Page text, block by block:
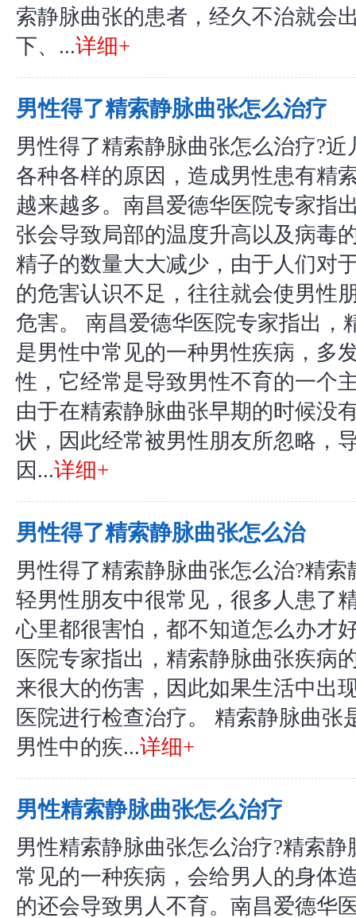
索静脉曲张的患者，经久不治就会
下、...详细+
男性得了精索静脉曲张怎么治疗
男性得了精索静脉曲张怎么治疗?近
各种各样的原因，造成男性患有精
越来越多。南昌爱德华医院专家指
张会导致局部的温度升高以及病毒
精子的数量大大减少，由于人们对
的危害认识不足，往往就会使男性
危害。 南昌爱德华医院专家指出，
是男性中常见的一种男性疾病，多
性，它经常是导致男性不育的一个
由于在精索静脉曲张早期的时候没
状，因此经常被男性朋友所忽略，
因...详细+
男性得了精索静脉曲张怎么治
男性得了精索静脉曲张怎么治?精索
轻男性朋友中很常见，很多人患了
心里都很害怕，都不知道怎么办才
医院专家指出，精索静脉曲张疾病
来很大的伤害，因此如果生活中出
医院进行检查治疗。 精索静脉曲张
男性中的疾...详细+
男性精索静脉曲张怎么治疗
男性精索静脉曲张怎么治疗?精索静
常见的一种疾病，会给男人的身体
的还会导致男人不育。南昌爱德华